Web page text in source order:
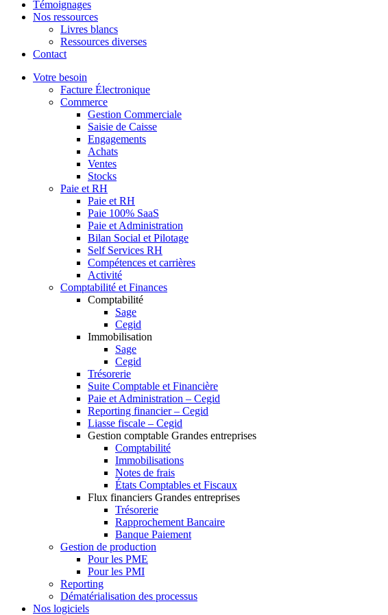
Témoignages
Nos ressources
Livres blancs
Ressources diverses
Contact
Votre besoin
Facture Électronique
Commerce
Gestion Commerciale
Saisie de Caisse
Engagements
Achats
Ventes
Stocks
Paie et RH
Paie et RH
Paie 100% SaaS
Paie et Administration
Bilan Social et Pilotage
Self Services RH
Compétences et carrières
Activité
Comptabilité et Finances
Comptabilité
Sage
Cegid
Immobilisation
Sage
Cegid
Trésorerie
Suite Comptable et Financière
Paie et Administration – Cegid
Reporting financier – Cegid
Liasse fiscale – Cegid
Gestion comptable Grandes entreprises
Comptabilité
Immobilisations
Notes de frais
États Comptables et Fiscaux
Flux financiers Grandes entreprises
Trésorerie
Rapprochement Bancaire
Banque Paiement
Gestion de production
Pour les PME
Pour les PMI
Reporting
Dématérialisation des processus
Nos logiciels